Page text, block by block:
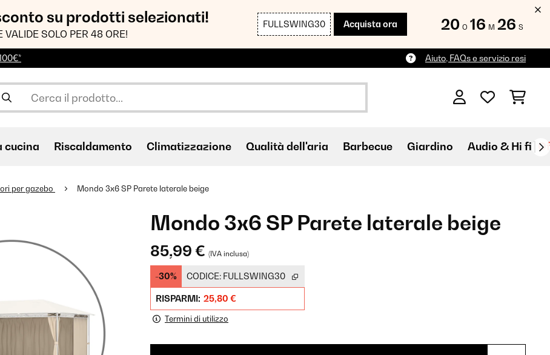
su prodotti selezionati!
VALIDE SOLO PER 48 ORE!
FULLSWING30 Acquista ora 20 O 16 M 25 S
Aiuto, FAQs e servizio resi
cucina Riscaldamento Climatizzazione Qualità dell'aria Barbecue Giardino Audio & Hi fi
per gazebo Mondo 3x6 SP Parete laterale beige
Mondo 3x6 SP Parete laterale beige
85,99 € (IVA inclusa)
-30% CODICE: FULLSWING30
RISPARMI: 25,80 €
Termini di utilizzo